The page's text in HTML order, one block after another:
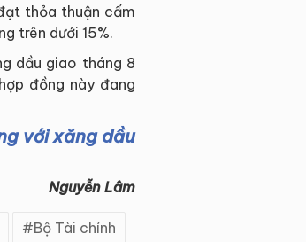
thỏa thuận cấm
trên dưới 15%.
dầu giao tháng 8
đồng này đang
với xăng dầu
Nguyễn Lâm
Bộ Tài chính